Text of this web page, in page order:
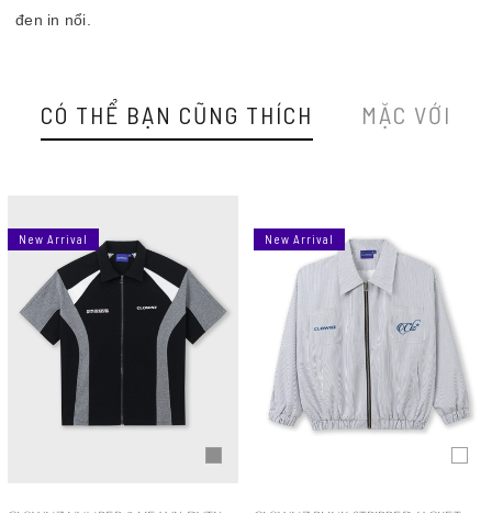
đen in nổi.
CÓ THỂ BẠN CŨNG THÍCH MẶC VỚI
New Arrival New Arrival